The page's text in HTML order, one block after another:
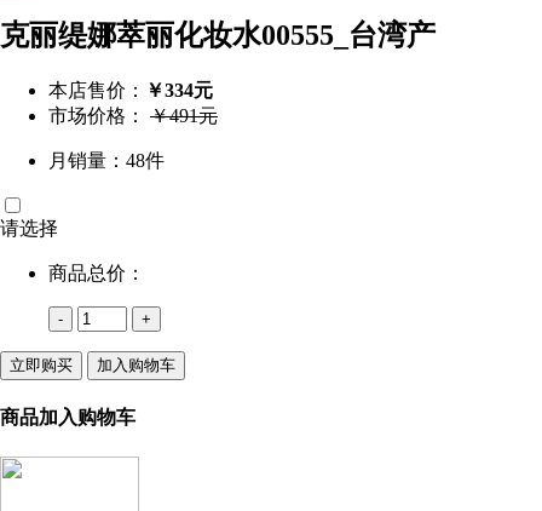
克丽缇娜萃丽化妆水00555_台湾产
本店售价： ￥334元
市场价格： ￥491元
月销量：48件
请选择
商品总价：
- +
立即购买 加入购物车
商品加入购物车